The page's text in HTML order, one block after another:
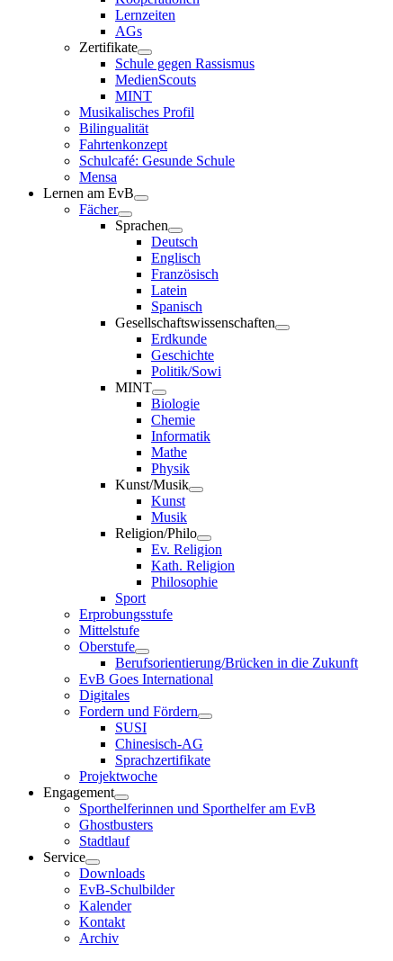
Lernzeiten
AGs
Zertifikate
Schule gegen Rassismus
MedienScouts
MINT
Musikalisches Profil
Bilingualität
Fahrtenkonzept
Schulcafé: Gesunde Schule
Mensa
Lernen am EvB
Fächer
Sprachen
Deutsch
Englisch
Französisch
Latein
Spanisch
Gesellschaftswissenschaften
Erdkunde
Geschichte
Politik/Sowi
MINT
Biologie
Chemie
Informatik
Mathe
Physik
Kunst/Musik
Kunst
Musik
Religion/Philo
Ev. Religion
Kath. Religion
Philosophie
Sport
Erprobungsstufe
Mittelstufe
Oberstufe
Berufsorientierung/Brücken in die Zukunft
EvB Goes International
Digitales
Fordern und Fördern
SUSI
Chinesisch-AG
Sprachzertifikate
Projektwoche
Engagement
Sporthelferinnen und Sporthelfer am EvB
Ghostbusters
Stadtlauf
Service
Downloads
EvB-Schulbilder
Kalender
Kontakt
Archiv